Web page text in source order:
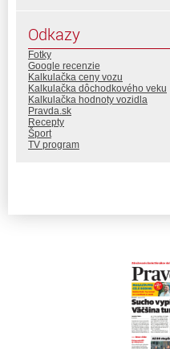
Odkazy
Fotky
Google recenzie
Kalkulačka ceny vozu
Kalkulačka dôchodkového veku
Kalkulačka hodnoty vozidla
Pravda.sk
Recepty
Šport
TV program